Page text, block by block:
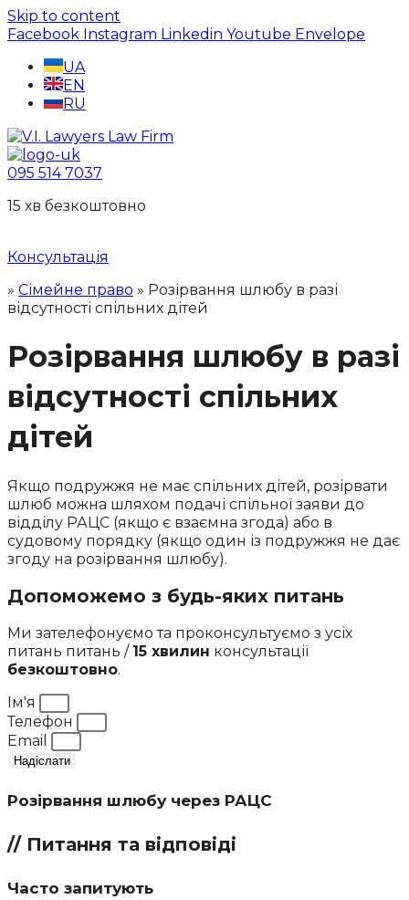
Skip to content
Facebook Instagram Linkedin Youtube Envelope
UA
EN
RU
095 514 7037
15 хв безкоштовно
Консультація
» Сімейне право » Розірвання шлюбу в разі
відсутності спільних дітей
Розірвання шлюбу в разі
відсутності спільних
дітей
Якщо подружжя не має спільних дітей, розірвати
шлюб можна шляхом подачі спільної заяви до
відділу РАЦС (якщо є взаємна згода) або в
судовому порядку (якщо один із подружжя не дає
згоду на розірвання шлюбу).
Допоможемо з будь-яких питань
Ми зателефонуємо та проконсультуємо з усіх
питань питань / 15 хвилин консультації
безкоштовно.
Ім'я
Телефон
Email
Надіслати
Розірвання шлюбу через РАЦС
// Питання та відповіді
Часто запитують